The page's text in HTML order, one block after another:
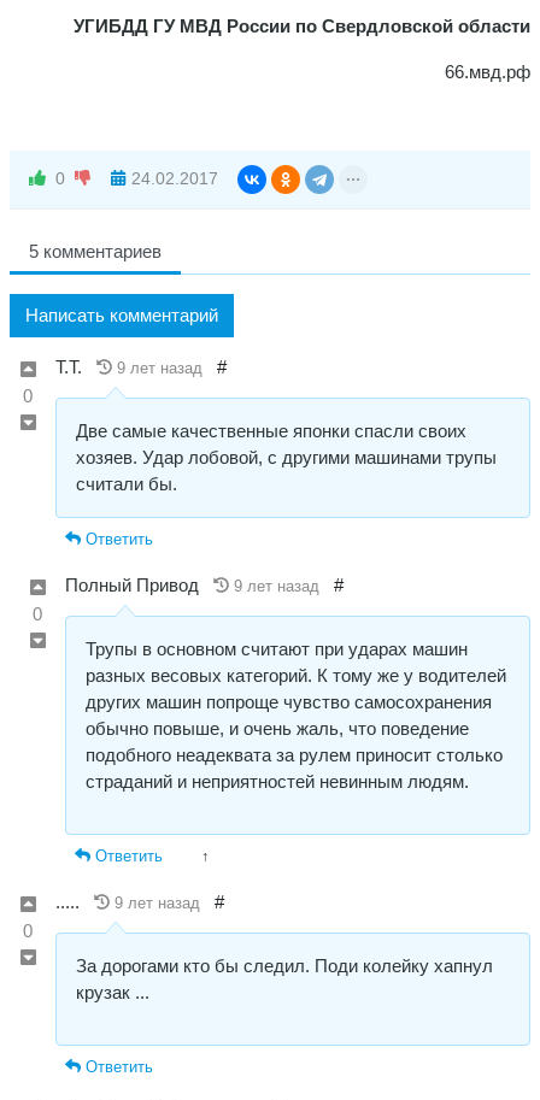
УГИБДД ГУ МВД России по Свердловской области
66.мвд.рф
0 24.02.2017
5 комментариев
Написать комментарий
0
Т.Т. 9 лет назад #
Две самые качественные японки спасли своих
хозяев. Удар лобовой, с другими машинами трупы
считали бы.
Ответить
0
Полный Привод 9 лет назад #
Трупы в основном считают при ударах машин
разных весовых категорий. К тому же у водителей
других машин попроще чувство самосохранения
обычно повыше, и очень жаль, что поведение
подобного неадеквата за рулем приносит столько
страданий и неприятностей невинным людям.
Ответить ↑
0
..... 9 лет назад #
За дорогами кто бы следил. Поди колейку хапнул
крузак ...
Ответить